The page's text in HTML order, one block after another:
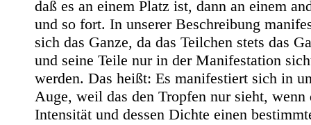
daß es an einem Platz ist, dann an einem
und so fort. In unserer Beschreibung
sich das Ganze, da das Teilchen stets das
und seine Teile nur in der Manifestation
werden. Das heißt: Es manifestiert sich in
Auge, weil das den Tropfen nur sieht, wenn
Intensität und dessen Dichte einen